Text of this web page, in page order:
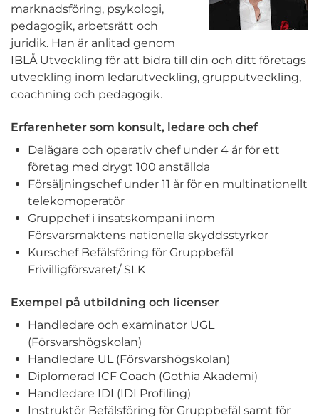
marknadsföring, psykologi,
pedagogik, arbetsrätt och
juridik. Han är anlitad genom
IBLÅ Utveckling för att bidra till din och ditt företags
utveckling inom ledarutveckling, grupputveckling,
coachning och pedagogik.
Erfarenheter som konsult, ledare och chef
Delägare och operativ chef under 4 år för ett
företag med drygt 100 anställda
Försäljningschef under 11 år för en multinationellt
telekomoperatör
Gruppchef i insatskompani inom
Försvarsmaktens nationella skyddsstyrkor
Kurschef Befälsföring för Gruppbefäl
Frivilligförsvaret/ SLK
Exempel på utbildning och licenser
Handledare och examinator UGL
(Försvarshögskolan)
Handledare UL (Försvarshögskolan)
Diplomerad ICF Coach (Gothia Akademi)
Handledare IDI (IDI Profiling)
Instruktör Befälsföring för Gruppbefäl samt för